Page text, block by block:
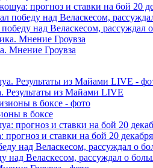
прогноз и ставки на бой 20
над Веласкесом, рассуждал
Мнение Гроувза
из Майами LIVE
в боксе
и ставки на бой 20 декабря
над Веласкесом, рассуждал о